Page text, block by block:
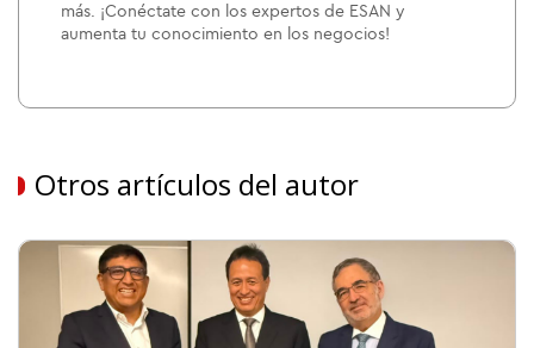
más. ¡Conéctate con los expertos de ESAN y
aumenta tu conocimiento en los negocios!
Otros artículos del autor